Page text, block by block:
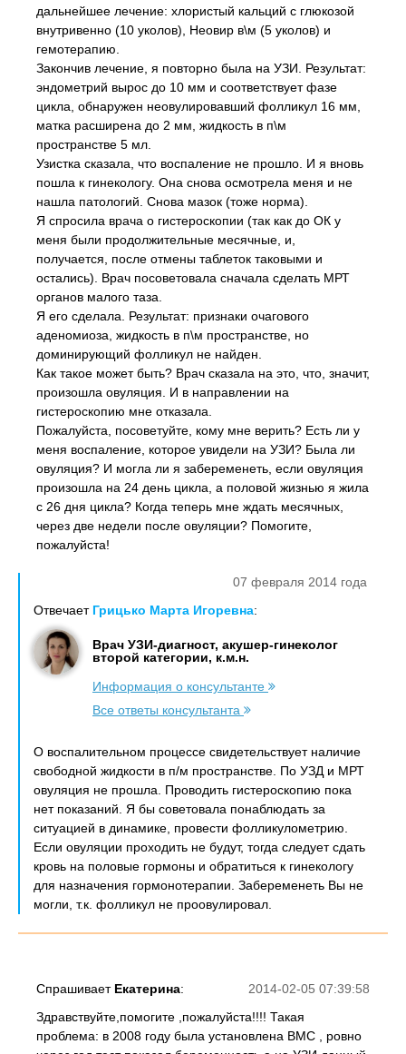
дальнейшее лечение: хлористый кальций с глюкозой
внутривенно (10 уколов), Неовир в\м (5 уколов) и
гемотерапию.
Закончив лечение, я повторно была на УЗИ. Результат:
эндометрий вырос до 10 мм и соответствует фазе
цикла, обнаружен неовулировавший фолликул 16 мм,
матка расширена до 2 мм, жидкость в п\м
пространстве 5 мл.
Узистка сказала, что воспаление не прошло. И я вновь
пошла к гинекологу. Она снова осмотрела меня и не
нашла патологий. Снова мазок (тоже норма).
Я спросила врача о гистероскопии (так как до ОК у
меня были продолжительные месячные, и,
получается, после отмены таблеток таковыми и
остались). Врач посоветовала сначала сделать МРТ
органов малого таза.
Я его сделала. Результат: признаки очагового
аденомиоза, жидкость в п\м пространстве, но
доминирующий фолликул не найден.
Как такое может быть? Врач сказала на это, что, значит,
произошла овуляция. И в направлении на
гистероскопию мне отказала.
Пожалуйста, посоветуйте, кому мне верить? Есть ли у
меня воспаление, которое увидели на УЗИ? Была ли
овуляция? И могла ли я забеременеть, если овуляция
произошла на 24 день цикла, а половой жизнью я жила
с 26 дня цикла? Когда теперь мне ждать месячных,
через две недели после овуляции? Помогите,
пожалуйста!
07 февраля 2014 года
Отвечает Грицько Марта Игоревна:
Врач УЗИ-диагност, акушер-гинеколог
второй категории, к.м.н.
Информация о консультанте
Все ответы консультанта
О воспалительном процессе свидетельствует наличие
свободной жидкости в п/м пространстве. По УЗД и МРТ
овуляция не прошла. Проводить гистероскопию пока
нет показаний. Я бы советовала понаблюдать за
ситуацией в динамике, провести фолликулометрию.
Если овуляции проходить не будут, тогда следует сдать
кровь на половые гормоны и обратиться к гинекологу
для назначения гормонотерапии. Забеременеть Вы не
могли, т.к. фолликул не проовулировал.
2014-02-05 07:39:58
Спрашивает Екатерина:
Здравствуйте,помогите ,пожалуйста!!!! Такая
проблема: в 2008 году была установлена ВМС , ровно